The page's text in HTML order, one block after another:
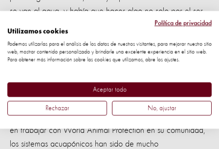
se van al agua, y había que hacer algo no solo por el ser
humano, sino también por los animalitos. Ellos son los que
inundación, y pues ya tienen su casita, el tapesco, y
gracias a eso ya no se mueren por la inundación”, opina
Francisco Reyes es coordinador de terreno en
comunidades de la Cruz Roja Mexicana. De su experiencia
en trabajar con World Animal Protection en su comunidad,
los sistemas acuapónicos han sido de mucho
Política de privacidad
Utilizamos cookies
Podemos utilizarlas para el análisis de los datos de nuestros visitantes, para mejorar nuestro sitio
web, mostrar contenido personalizado y brindarle una excelente experiencia en el sitio web.
Para obtener más información sobre las cookies que utilizamos, abre los ajustes.
Aceptar todo
Rechazar No, ajustar